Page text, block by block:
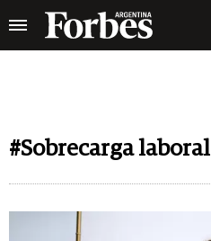
#Sobrecarga laboral